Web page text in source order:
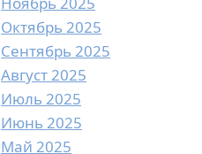
Октябрь 2025
Сентябрь 2025
Август 2025
Июль 2025
Июнь 2025
Май 2025